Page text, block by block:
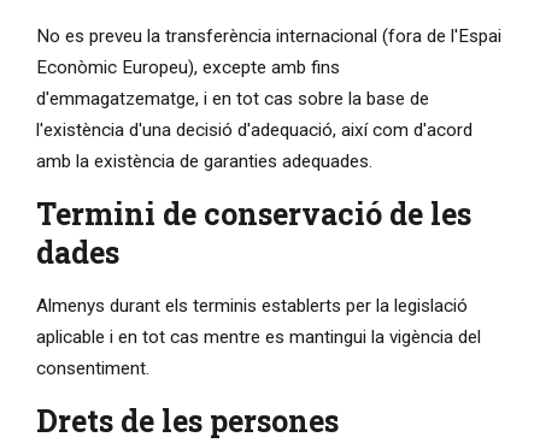
No es preveu la transferència internacional (fora de l'Espai
Econòmic Europeu), excepte amb fins
d'emmagatzematge, i en tot cas sobre la base de
l'existència d'una decisió d'adequació, així com d'acord
amb la existència de garanties adequades.
Termini de conservació de les
dades
Almenys durant els terminis establerts per la legislació
aplicable i en tot cas mentre es mantingui la vigència del
consentiment.
Drets de les persones